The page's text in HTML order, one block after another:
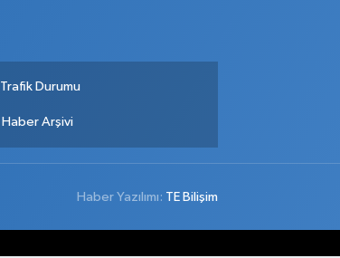
Trafik Durumu
Haber Arşivi
Haber Yazılımı: TE Bilişim